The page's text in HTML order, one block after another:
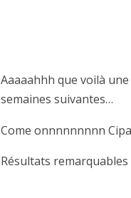
Aaaaahhh que voilà
semaines suivantes…
Come onnnnnnnnn
Résultats